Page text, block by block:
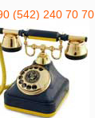
(542) 240 70 70